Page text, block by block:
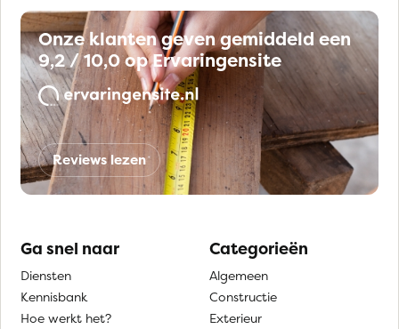
Onze klanten geven gemiddeld een
9,2 / 10,0 op Ervaringensite
Reviews lezen
Ga snel naar
Diensten
Kennisbank
Hoe werkt het?
Categorieën
Algemeen
Constructie
Exterieur